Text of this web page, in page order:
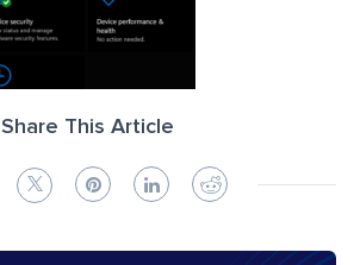
Share This Article